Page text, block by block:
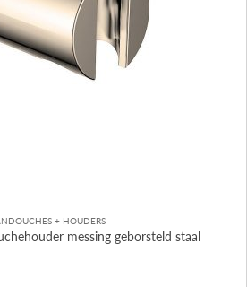
+ HOUDERS
messing geborsteld staal